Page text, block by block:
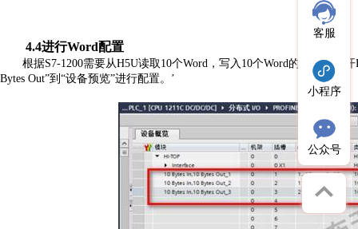
4.4进行Word配置
根据S7-1200需要从H5U读取10个Word，写入10个Word的数据，
Bytes Out”到“设备预览”进行配置。’
客服
小程序
公众号